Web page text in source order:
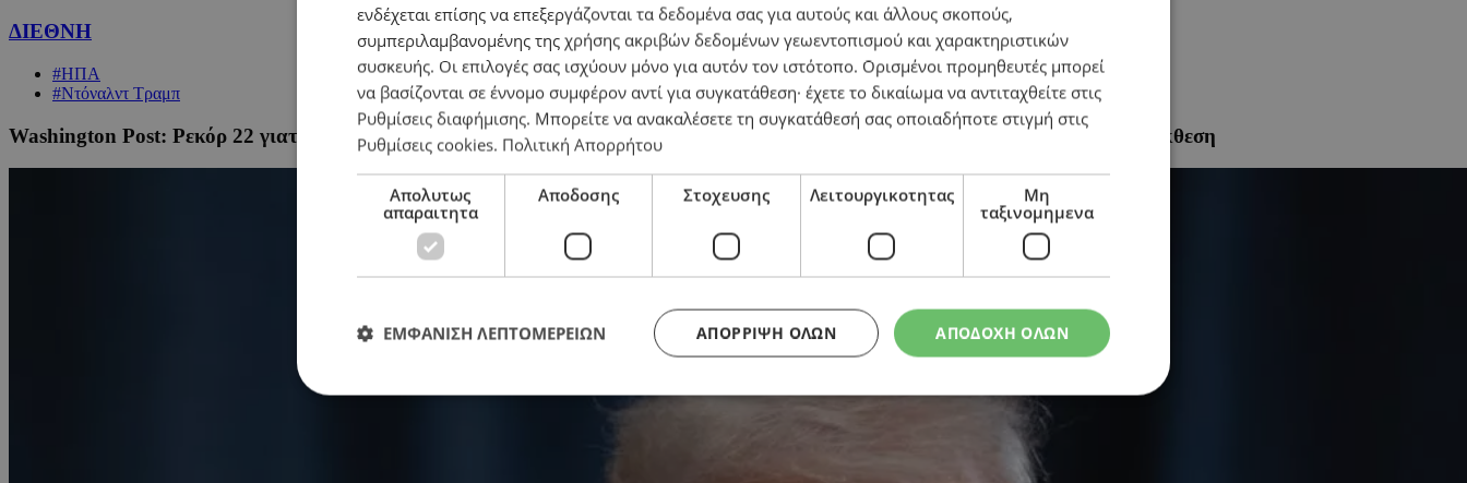
ΔΙΕΘΝΗ
#ΗΠΑ
#Ντόναλντ Τραμπ
Washington Post: Ρεκόρ 22 γιατρών εξέτασαν τον Τραμπ στο τελευταίο τσεκ-απ – Σε «εξαιρετική κατάσταση» σύμφωνα με την έκθεση
ενδέχεται επίσης να επεξεργάζονται τα δεδομένα σας για αυτούς και άλλους σκοπούς,
συμπεριλαμβανομένης της χρήσης ακριβών δεδομένων γεωεντοπισμού και χαρακτηριστικών
συσκευής. Οι επιλογές σας ισχύουν μόνο για αυτόν τον ιστότοπο. Ορισμένοι προμηθευτές μπορεί
να βασίζονται σε έννομο συμφέρον αντί για συγκατάθεση· έχετε το δικαίωμα να αντιταχθείτε στις
Ρυθμίσεις διαφήμισης. Μπορείτε να ανακαλέσετε τη συγκατάθεσή σας οποιαδήποτε στιγμή στις
Ρυθμίσεις cookies. Πολιτική Απορρήτου
Απολυτως
απαραιτητα
Αποδοσης Στοχευσης Λειτουργικοτητας
Μη
ταξινομημενα
ΑΠΟΔΟΧΗ ΟΛΩΝ
ΑΠΌΡΡΙΨΗ ΌΛΩΝ
ΕΜΦΑΝΙΣΗ ΛΕΠΤΟΜΕΡΕΙΩΝ